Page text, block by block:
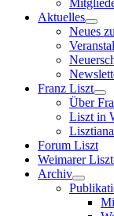
Aktuelles
Neues
Franz Liszt
Über
Liszt in
Lisztiana
Forum Liszt
Weimarer
Archiv